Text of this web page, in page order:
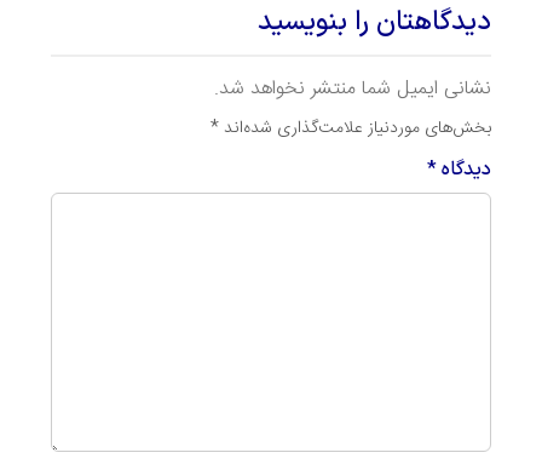
دیدگاهتان را بنویسید
نشانی ایمیل شما منتشر نخواهد شد.
بخش‌های موردنیاز علامت‌گذاری شده‌اند *
دیدگاه*